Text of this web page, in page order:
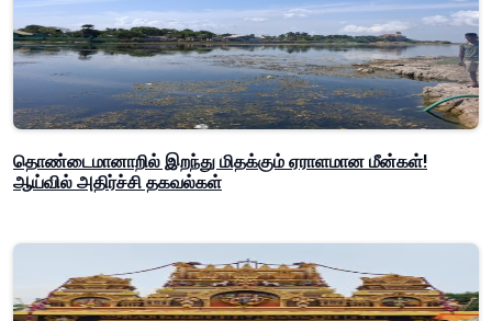
தொண்டைமானாறில் இறந்து மிதக்கும் ஏராளமான மீன்கள்!
ஆய்வில் அதிர்ச்சி தகவல்கள்